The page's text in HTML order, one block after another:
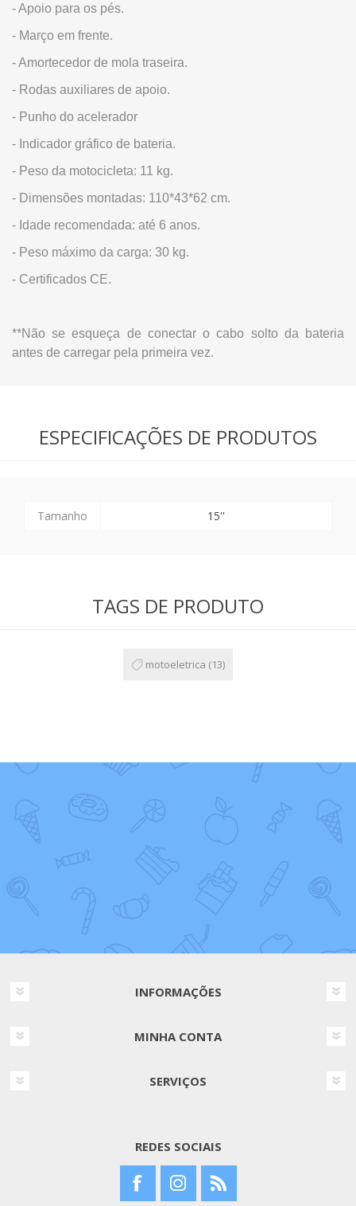
- Apoio para os pés.
- Março em frente.
- Amortecedor de mola traseira.
- Rodas auxiliares de apoio.
- Punho do acelerador
- Indicador gráfico de bateria.
- Peso da motocicleta: 11 kg.
- Dimensões montadas: 110*43*62 cm.
- Idade recomendada: até 6 anos.
- Peso máximo da carga: 30 kg.
- Certificados CE.
**Não se esqueça de conectar o cabo solto da bateria
antes de carregar pela primeira vez.
ESPECIFICAÇÕES DE PRODUTOS
Tamanho 15''
TAGS DE PRODUTO
motoeletrica (13)
INFORMAÇÕES
MINHA CONTA
SERVIÇOS
REDES SOCIAIS